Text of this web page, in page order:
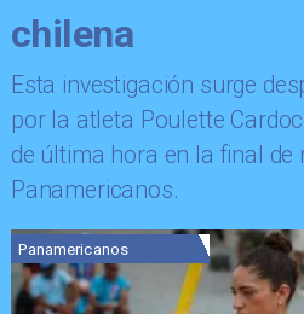
chilena
​Esta investigación surge
por la atleta Poulette
de última hora en la final de
Panamericanos.
Panamericanos